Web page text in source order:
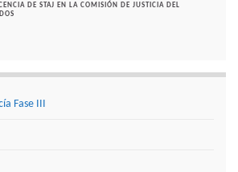
DE STAJ EN LA COMISIÓN DE JUSTICIA DEL
Fase III